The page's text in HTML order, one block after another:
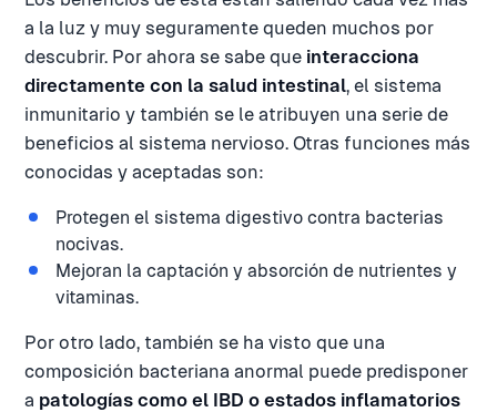
a la luz y muy seguramente queden muchos por
descubrir. Por ahora se sabe que interacciona
directamente con la salud intestinal, el sistema
inmunitario y también se le atribuyen una serie de
beneficios al sistema nervioso. Otras funciones más
conocidas y aceptadas son:
Protegen el sistema digestivo contra bacterias
nocivas.
Mejoran la captación y absorción de nutrientes y
vitaminas.
Por otro lado, también se ha visto que una
composición bacteriana anormal puede predisponer
a patologías como el IBD o estados inflamatorios